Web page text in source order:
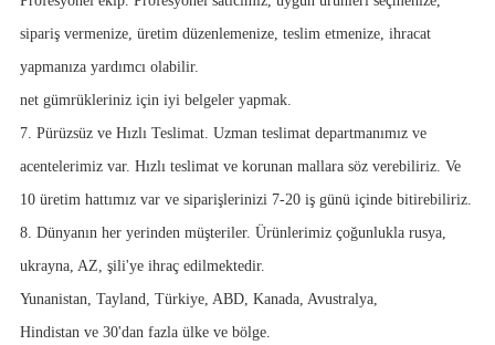
sipariş vermenize, üretim düzenlemenize, teslim etmenize, ihracat
yapmanıza yardımcı olabilir.
net gümrükleriniz için iyi belgeler yapmak.
7. Pürüzsüz ve Hızlı Teslimat. Uzman teslimat departmanımız ve
acentelerimiz var. Hızlı teslimat ve korunan mallara söz verebiliriz. Ve
10 üretim hattımız var ve siparişlerinizi 7-20 iş günü içinde bitirebiliriz.
8. Dünyanın her yerinden müşteriler. Ürünlerimiz çoğunlukla rusya,
ukrayna, AZ, şili'ye ihraç edilmektedir.
Yunanistan, Tayland, Türkiye, ABD, Kanada, Avustralya,
Hindistan ve 30'dan fazla ülke ve bölge.